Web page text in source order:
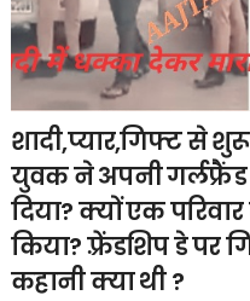
शादी,प्यार,गिफ्ट से
युवक ने अपनी
दिया? क्यों एक
किया? फ़्रेंडशिप डे पर
कहानी क्या थी ?